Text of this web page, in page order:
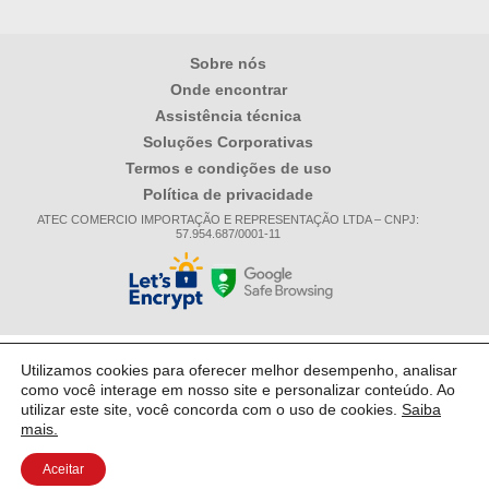
Sobre nós
Onde encontrar
Assistência técnica
Soluções Corporativas
Termos e condições de uso
Política de privacidade
ATEC COMERCIO IMPORTAÇÃO E REPRESENTAÇÃO LTDA – CNPJ:
57.954.687/0001-11
Utilizamos cookies para oferecer melhor desempenho, analisar
como você interage em nosso site e personalizar conteúdo. Ao
utilizar este site, você concorda com o uso de cookies. Saiba
mais.
Aceitar